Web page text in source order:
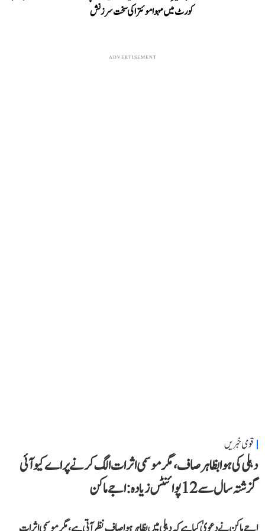
کورٹ میں مہوا موئترا کی سخت سرزنش
ADVERTISEMENT
قومی خبریں
دہلی کی ہوا بظاہر صاف، مگر موسمی اثرات الگ کرنے پر اے کیو آئی
گزشتہ سال سے 12 پوائنٹس زیادہ: اجے ماکن